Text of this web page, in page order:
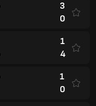
3
0
1
4
1
0